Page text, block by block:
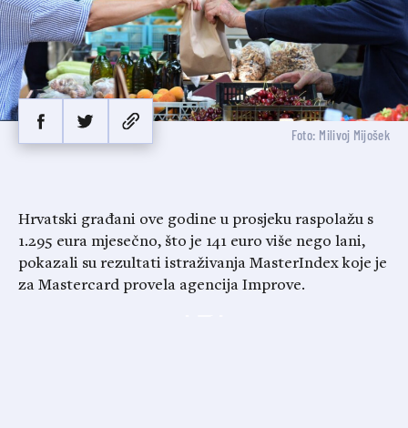
Foto: Milivoj Mijošek
Hrvatski građani ove godine u prosjeku raspolažu s
1.295 eura mjesečno, što je 141 euro više nego lani,
pokazali su rezultati istraživanja MasterIndex koje je
za Mastercard provela agencija Improve.